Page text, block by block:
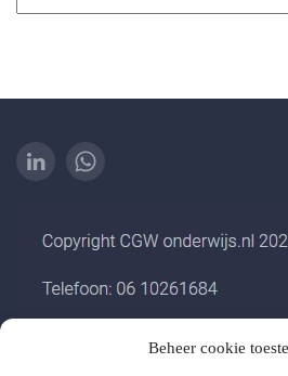
Beheer cookie